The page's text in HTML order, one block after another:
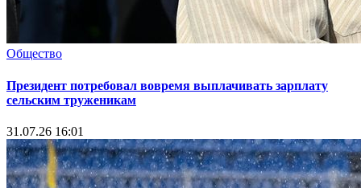
Общество
Президент потребовал вовремя выплачивать зарплату
сельским труженикам
31.07.26 16:01